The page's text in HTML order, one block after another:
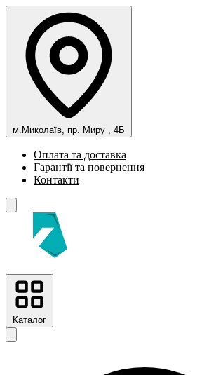
м.Миколаїв, пр. Миру , 4Б
Оплата та доставка
Гарантії та повернення
Контакти
Каталог